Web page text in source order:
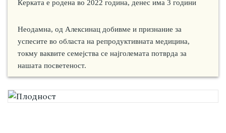
Ќерката е родена во 2022 година, денес има 3 години
Неодамна, од Алексинац добивме и признание за
успесите во областа на репродуктивната медицина,
токму ваквите семејства се најголемата потврда за
нашата посветеност.